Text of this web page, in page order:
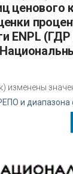
ценового
ENPL (ГДР
изменены
и диапазона